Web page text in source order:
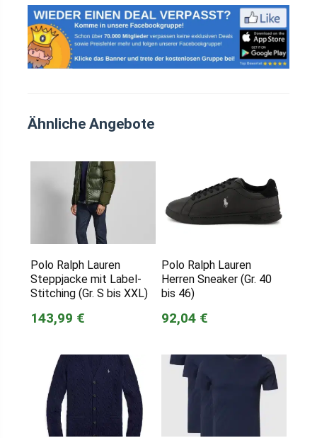
Ähnliche Angebote
Polo Ralph Lauren
Steppjacke mit Label-
Stitching (Gr. S bis XXL)
143,99 €
Polo Ralph Lauren
Herren Sneaker (Gr. 40
bis 46)
92,04 €